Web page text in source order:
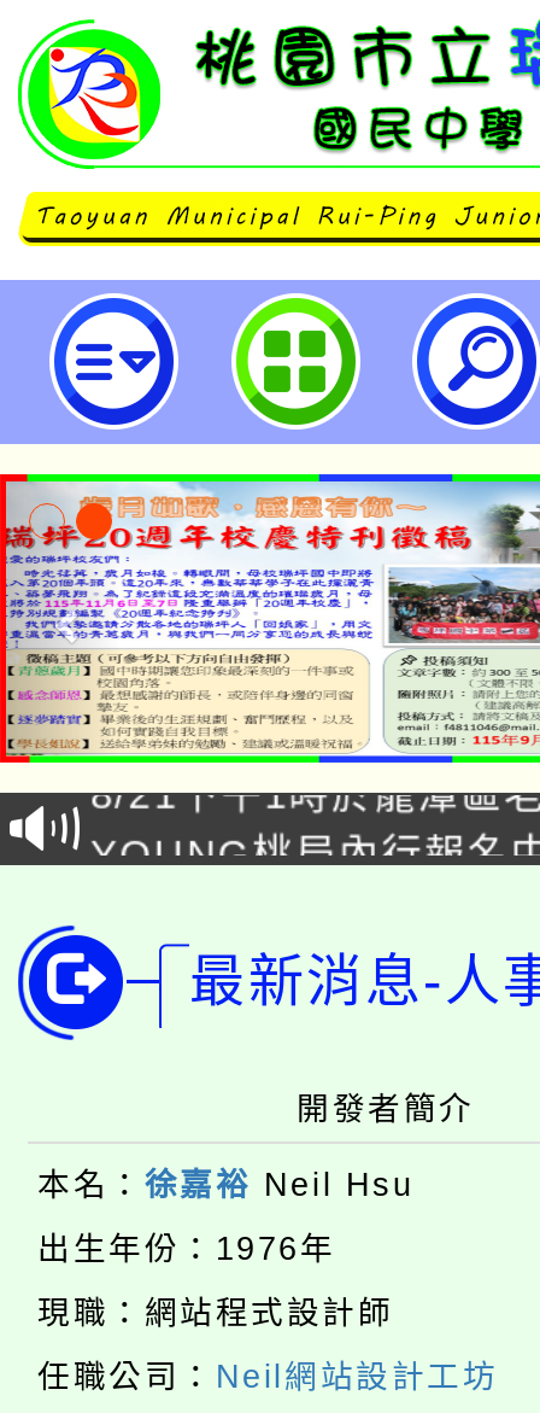
neilrpjhstyc網站設計者：徐嘉
「本色祭」8/29、30
場熱烈登場!
8/21下午1時於龍潭區
徵才活動。
YOUNG桃局內行報名
開!
115年桃園市運動會8/
田徑場及游泳池舉行。
桃園市低收入戶享有免
視費優惠，中低收入戶
半價優惠，詳情可洽有
者。
份教師增能研習
大溪自造教育及科技中
份教師研習
淨零綠生活教案入校路
會
115年食農教育專業人
程
「本色祭」8/29、30在
場熱烈登場!
8/21下午1時於龍潭區
最新消息-人
開發者簡介
本名： 徐嘉裕 Neil Hsu
出生年份：1976年
現職：網站程式設計師
任職公司： Neil網站設計工坊